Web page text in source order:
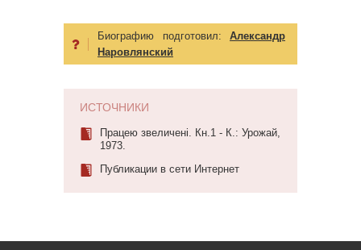
Биографию подготовил: Александр
Наровлянский
ИСТОЧНИКИ
Працею звеличені. Кн.1 - К.: Урожай,
1973.
Публикации в сети Интернет